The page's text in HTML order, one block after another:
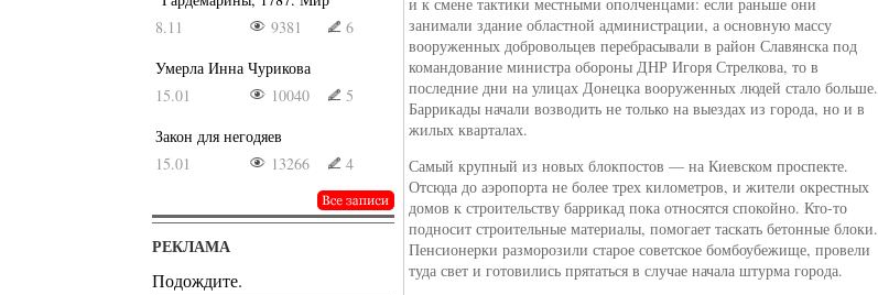
8.11
9381
6
Умерла Инна Чурикова
15.01
10040
5
Закон для негодяев
15.01
13266 4
РЕКЛАМА
Подождите.
занимали здание областной администрации, а основную массу
вооруженных добровольцев перебрасывали в район Славянска под
командование министра обороны ДНР Игоря Стрелкова, то в
последние дни на улицах Донецка вооруженных людей стало больше.
Баррикады начали возводить не только на выездах из города, но и в
жилых кварталах.
Самый крупный из новых блокпостов — на Киевском проспекте.
Отсюда до аэропорта не более трех километров, и жители окрестных
домов к строительству баррикад пока относятся спокойно. Кто-то
подносит строительные материалы, помогает таскать бетонные блоки.
Пенсионерки разморозили старое советское бомбоубежище, провели
туда свет и готовились прятаться в случае начала штурма города.